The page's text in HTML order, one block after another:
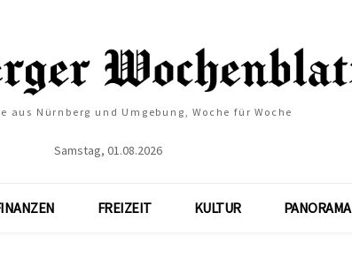
aus Nürnberg und Umgebung, Woche für Woche
Samstag, 01.08.2026
FREIZEIT KULTUR PANORAMA